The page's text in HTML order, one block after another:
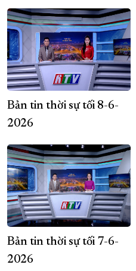
Bản tin thời sự tối 8-6-
2026
Bản tin thời sự tối 7-6-
2026